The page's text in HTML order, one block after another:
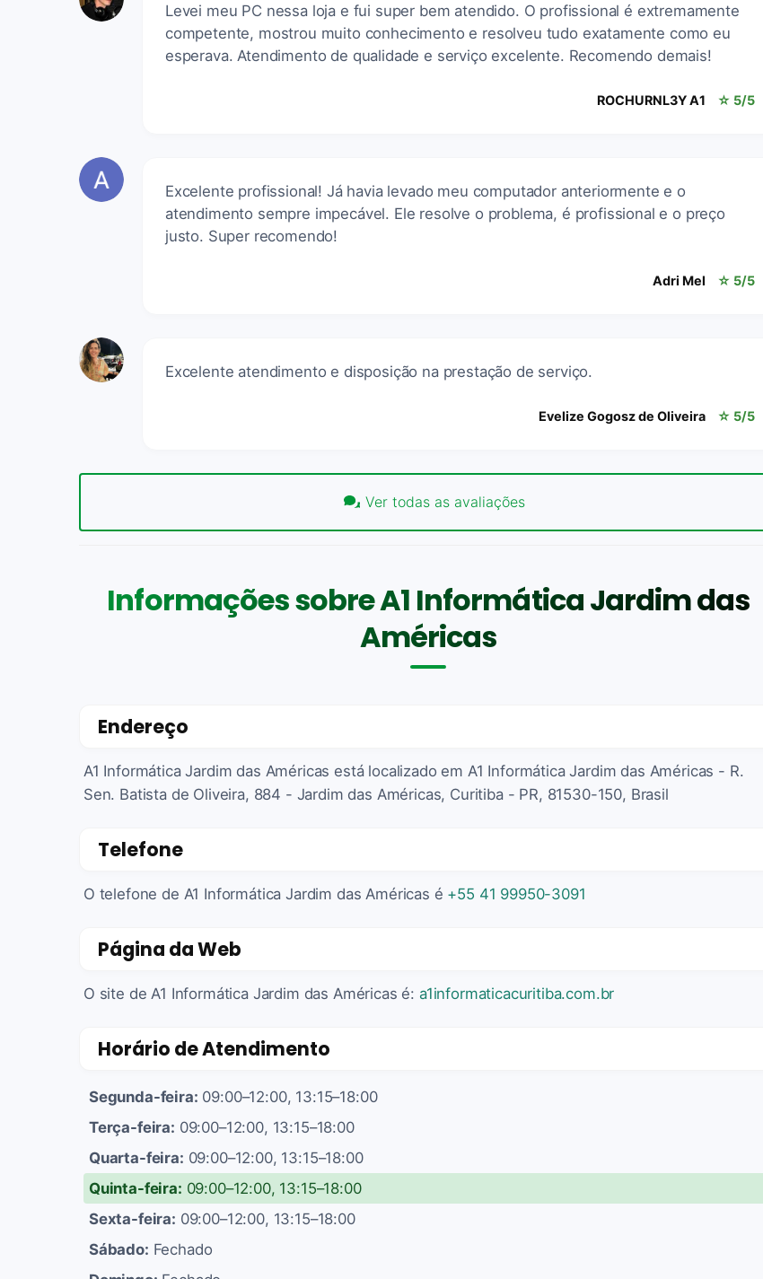
Levei meu PC nessa loja e fui super bem atendido. O profissional é extremamente
competente, mostrou muito conhecimento e resolveu tudo exatamente como eu
esperava. Atendimento de qualidade e serviço excelente. Recomendo demais!
ROCHURNL3Y A1 ☆ 5/5
Excelente profissional! Já havia levado meu computador anteriormente e o
atendimento sempre impecável. Ele resolve o problema, é profissional e o preço
justo. Super recomendo!
Adri Mel ☆ 5/5
Excelente atendimento e disposição na prestação de serviço.
Evelize Gogosz de Oliveira ☆ 5/5
Ver todas as avaliações
Informações sobre A1 Informática Jardim das
Américas
Endereço
A1 Informática Jardim das Américas está localizado em A1 Informática Jardim das Américas - R.
Sen. Batista de Oliveira, 884 - Jardim das Américas, Curitiba - PR, 81530-150, Brasil
Telefone
O telefone de A1 Informática Jardim das Américas é +55 41 99950-3091
Página da Web
O site de A1 Informática Jardim das Américas é: a1informaticacuritiba.com.br
Horário de Atendimento
Segunda-feira: 09:00–12:00, 13:15–18:00
Terça-feira: 09:00–12:00, 13:15–18:00
Quarta-feira: 09:00–12:00, 13:15–18:00
Quinta-feira: 09:00–12:00, 13:15–18:00
Sexta-feira: 09:00–12:00, 13:15–18:00
Sábado: Fechado